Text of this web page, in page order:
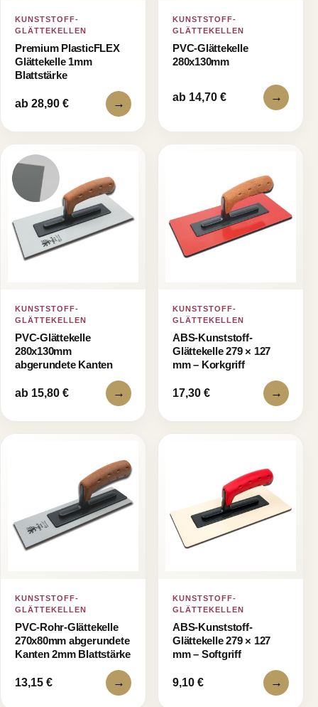
KUNSTSTOFF-
GLÄTTEKELLEN
Premium PlasticFLEX
Glättekelle 1mm
Blattstärke
ab 28,90 € →
KUNSTSTOFF-
GLÄTTEKELLEN
PVC-Glättekelle
280x130mm
ab 14,70 € →
KUNSTSTOFF-
GLÄTTEKELLEN
PVC-Glättekelle
280x130mm
abgerundete Kanten
ab 15,80 € →
KUNSTSTOFF-
GLÄTTEKELLEN
ABS-Kunststoff-
Glättekelle 279 × 127
mm – Korkgriff
17,30 € →
KUNSTSTOFF-
GLÄTTEKELLEN
PVC-Rohr-Glättekelle
270x80mm abgerundete
Kanten 2mm Blattstärke
13,15 € →
KUNSTSTOFF-
GLÄTTEKELLEN
ABS-Kunststoff-
Glättekelle 279 × 127
mm – Softgriff
9,10 € →